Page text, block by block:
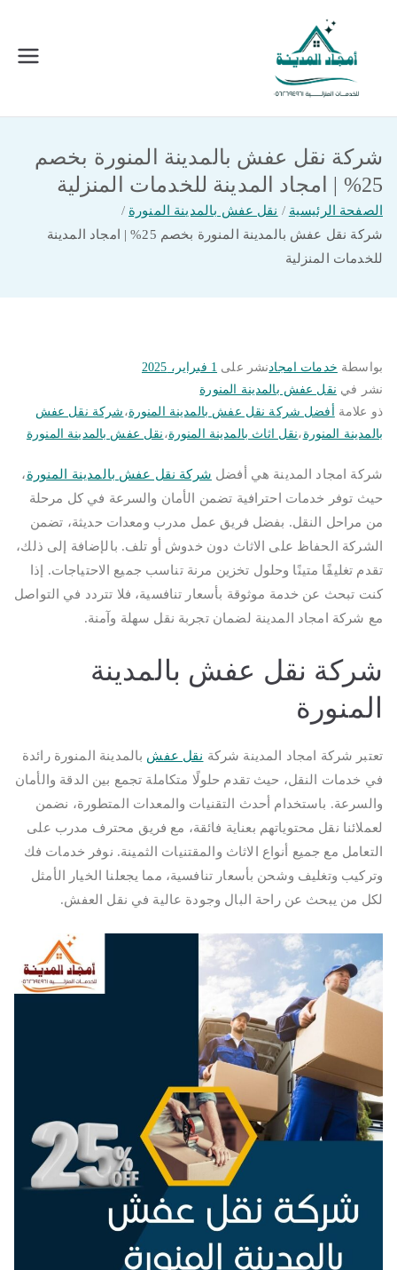
المحتوى
امجاد المدينة للخدمات المنزلية
شركة نقل عفش بالمدينة المنورة بخصم
25% | امجاد المدينة للخدمات المنزلية
الصفحة الرئيسية
نقل عفش بالمدينة المنورة
شركة نقل عفش بالمدينة المنورة بخصم 25% | امجاد المدينة
للخدمات المنزلية
بواسطة خدمات امجادنشر على 1 فبراير، 2025
نشر في نقل عفش بالمدينة المنورة
ذو علامة
أفضل شركة نقل عفش بالمدينة المنورة، شركة نقل عفش
بالمدينة المنورة ،نقل اثاث بالمدينة المنورة، نقل عفش بالمدينة المنورة
شركة امجاد المدينة هي أفضل شركة نقل عفش بالمدينة المنورة،
حيث توفر خدمات احترافية تضمن الأمان والسرعة في كل مرحلة
من مراحل النقل. بفضل فريق عمل مدرب ومعدات حديثة، تضمن
الشركة الحفاظ على الاثاث دون خدوش أو تلف. بالإضافة إلى ذلك،
تقدم تغليفًا متينًا وحلول تخزين مرنة تناسب جميع الاحتياجات. إذا
كنت تبحث عن خدمة موثوقة بأسعار تنافسية، فلا تتردد في التواصل
مع شركة امجاد المدينة لضمان تجربة نقل سهلة وآمنة.
شركة نقل عفش بالمدينة
المنورة
تعتبر شركة امجاد المدينة شركة نقل عفش بالمدينة المنورة رائدة
في خدمات النقل، حيث تقدم حلولًا متكاملة تجمع بين الدقة والأمان
والسرعة. باستخدام أحدث التقنيات والمعدات المتطورة، نضمن
لعملائنا نقل محتوياتهم بعناية فائقة، مع فريق محترف مدرب على
التعامل مع جميع أنواع الاثاث والمقتنيات الثمينة. نوفر خدمات فك
وتركيب وتغليف وشحن بأسعار تنافسية، مما يجعلنا الخيار الأمثل
لكل من يبحث عن راحة البال وجودة عالية في نقل العفش.